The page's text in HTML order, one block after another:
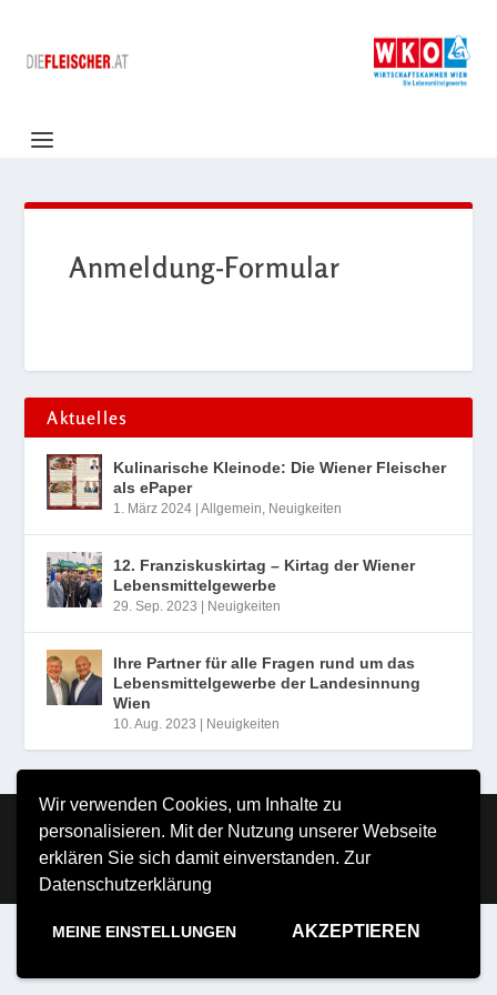
Wir verwenden Cookies, um Inhalte zu
personalisieren. Mit der Nutzung unserer Webseite
erklären Sie sich damit einverstanden. Zur
Datenschutzerklärung
MEINE EINSTELLUNGEN AKZEPTIEREN
Anmeldung-Formular
Aktuelles
Kulinarische Kleinode: Die Wiener Fleischer
als ePaper
1. März 2024 |Allgemein, Neuigkeiten
12. Franziskuskirtag – Kirtag der Wiener
Lebensmittelgewerbe
29. Sep. 2023 Neuigkeiten
Ihre Partner für alle Fragen rund um das
Lebensmittelgewerbe der Landesinnung
Wien
10. Aug. 2023 Neuigkeiten
Copyright MILDE VERLAG Michael Milde e.U. 2026
Impressum
Nutzungsbestimmungen Datenschutzerklärung